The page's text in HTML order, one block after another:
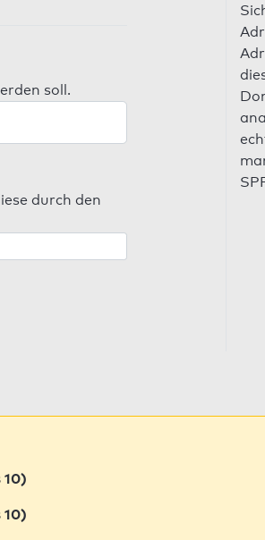
soll.
durch den
10)
10)